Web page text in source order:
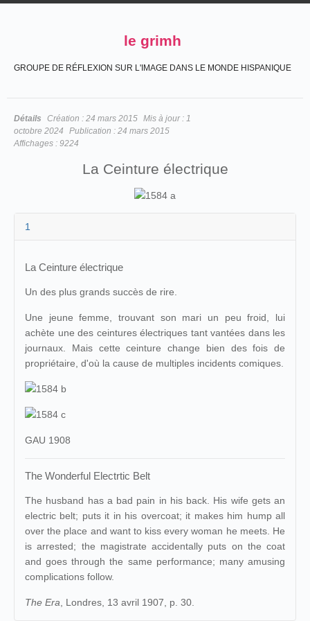
le grimh
GROUPE DE RÉFLEXION SUR L'IMAGE DANS LE MONDE HISPANIQUE
Détails Création : 24 mars 2015 Mis à jour : 1
octobre 2024
Publication : 24 mars 2015
Affichages : 9224
La Ceinture électrique
1
La Ceinture électrique
Un des plus grands succès de rire.
Une jeune femme, trouvant son mari un peu froid, lui
achète une des ceintures électriques tant vantées dans les
journaux. Mais cette ceinture change bien des fois de
propriétaire, d'où la cause de multiples incidents comiques.
GAU 1908
The Wonderful Electrtic Belt
The husband has a bad pain in his back. His wife gets an
electric belt; puts it in his overcoat; it makes him hump all
over the place and want to kiss every woman he meets. He
is arrested; the magistrate accidentally puts on the coat
and goes through the same performance; many amusing
complications follow.
The Era , Londres, 13 avril 1907, p. 30.